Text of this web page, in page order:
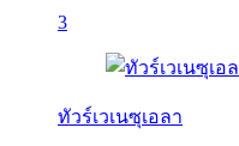
3
ทัวร์เวเนซุเอลา